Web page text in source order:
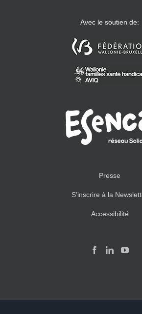
Avec le soutien de:
Presse
S’inscrire à la
Accessibilité